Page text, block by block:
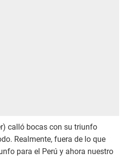
calló bocas con su triunfo
Realmente, fuera de lo que
para el Perú y ahora nuestro